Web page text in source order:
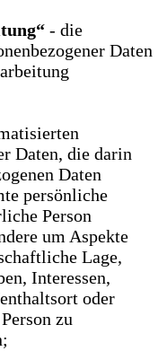
- die
Daten
Daten, die darin
Daten
persönliche
Person
um Aspekte
Lage,
Interessen,
oder
zu